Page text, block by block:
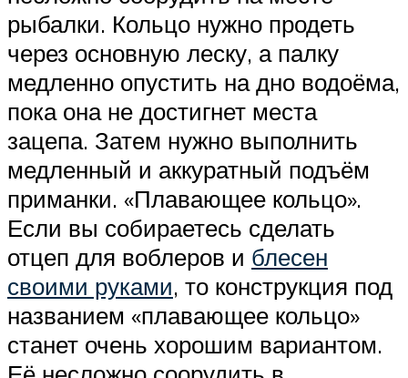
рыбалки. Кольцо нужно продеть
через основную леску, а палку
медленно опустить на дно водоёма,
пока она не достигнет места
зацепа. Затем нужно выполнить
медленный и аккуратный подъём
приманки. «Плавающее кольцо».
Если вы собираетесь сделать
отцеп для воблеров и блесен
своими руками, то конструкция под
названием «плавающее кольцо»
станет очень хорошим вариантом.